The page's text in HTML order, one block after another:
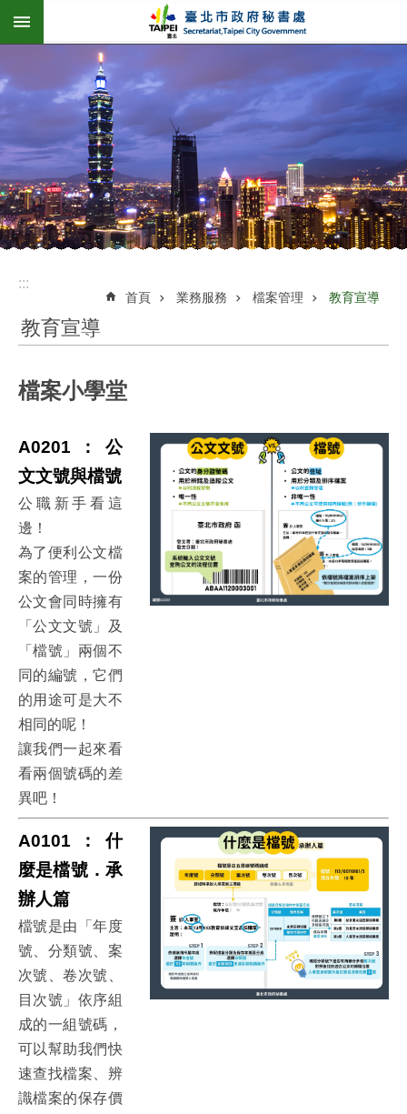
跳到主要內容區塊
:::
首頁 業務服務 檔案管理 教育宣導
教育宣導
檔案小學堂
A0201：公
文文號與檔號
公職新手看這
邊！
為了便利公文檔
案的管理，一份
公文會同時擁有
「公文文號」及
「檔號」兩個不
同的編號，它們
的用途可是大不
相同的呢！
讓我們一起來看
看兩個號碼的差
異吧！
A0101：什
麼是檔號．承
辦人篇
檔號是由「年度
號、分類號、案
次號、卷次號、
目次號」依序組
成的一組號碼，
可以幫助我們快
速查找檔案、辨
識檔案的保存價